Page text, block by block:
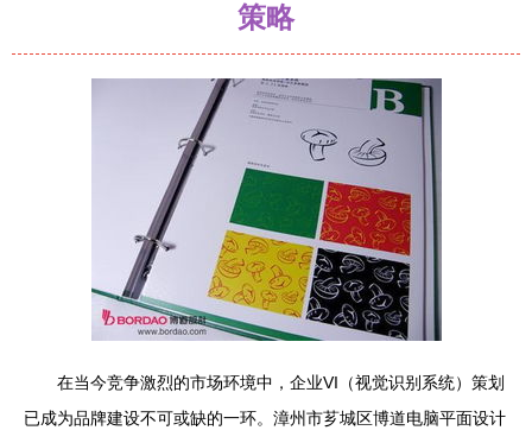
策略
在当今竞争激烈的市场环境中，企业VI（视觉识别系统）策划
已成为品牌建设不可或缺的一环。漳州市芗城区博道电脑平面设计